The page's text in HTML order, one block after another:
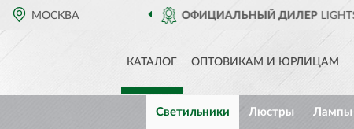
МОСКВА
ДИЛЕРLIGHTSTAR В РОССИИ
КАТАЛОГ ОПТОВИКАМ И ЮРЛИЦАМ
Светильники Люстры Лампы